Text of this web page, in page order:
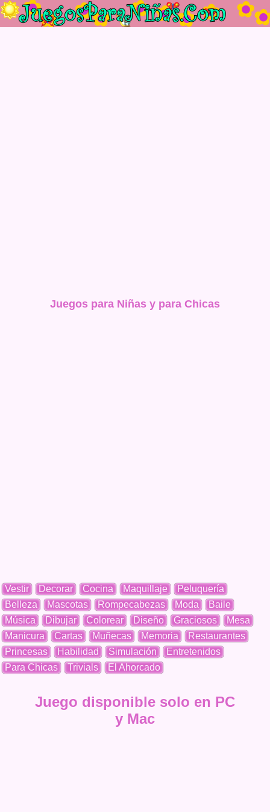
Juegos para Niñas y para Chicas
Vestir Decorar Cocina Maquillaje
Peluquería
Belleza
Mascotas Rompecabezas Moda
Baile
Música
Dibujar Colorear Diseño Graciosos
Mesa
Manicura
Cartas Muñecas Memoria
Restaurantes
Princesas
Habilidad Simulación
Entretenidos
Para Chicas
Trivials El Ahorcado
Juego disponible solo en PC
y Mac